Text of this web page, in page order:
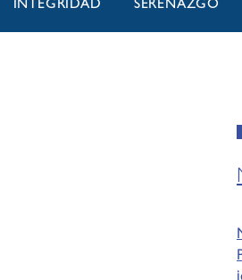
INTEGRIDAD SERENAZGO